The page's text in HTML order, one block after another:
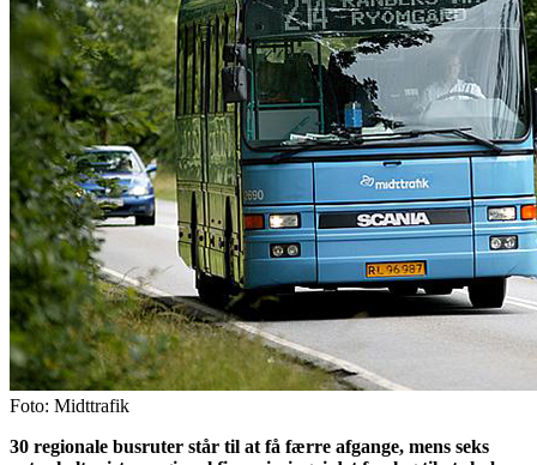
Foto: Midttrafik
30 regionale busruter står til at få færre afgange, mens seks